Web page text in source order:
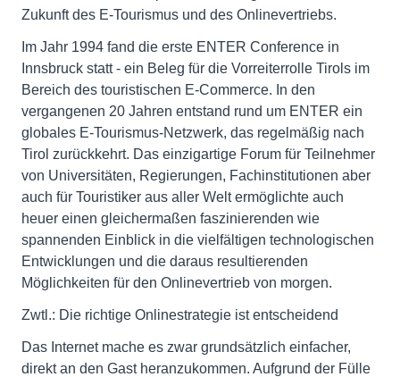
Zukunft des E-Tourismus und des Onlinevertriebs.
Im Jahr 1994 fand die erste ENTER Conference in
Innsbruck statt - ein Beleg für die Vorreiterrolle Tirols im
Bereich des touristischen E-Commerce. In den
vergangenen 20 Jahren entstand rund um ENTER ein
globales E-Tourismus-Netzwerk, das regelmäßig nach
Tirol zurückkehrt. Das einzigartige Forum für Teilnehmer
von Universitäten, Regierungen, Fachinstitutionen aber
auch für Touristiker aus aller Welt ermöglichte auch
heuer einen gleichermaßen faszinierenden wie
spannenden Einblick in die vielfältigen technologischen
Entwicklungen und die daraus resultierenden
Möglichkeiten für den Onlinevertrieb von morgen.
Zwtl.: Die richtige Onlinestrategie ist entscheidend
Das Internet mache es zwar grundsätzlich einfacher,
direkt an den Gast heranzukommen. Aufgrund der Fülle